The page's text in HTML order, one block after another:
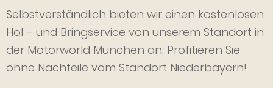
Selbstverständlich bieten wir einen kostenlosen
Hol – und Bringservice von unserem Standort in
der Motorworld München an. Profitieren Sie
ohne Nachteile vom Standort Niederbayern!